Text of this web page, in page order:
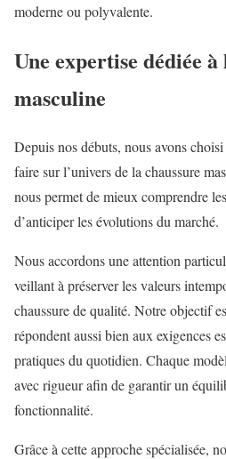
moderne ou polyvalente.
Une expertise dédiée
masculine
Depuis nos débuts, nous avons
faire sur l’univers de la chaussure
nous permet de mieux comprendre
d’anticiper les évolutions du marché.
Nous accordons une attention
veillant à préserver les valeurs
chaussure de qualité. Notre objectif
répondent aussi bien aux exigences
pratiques du quotidien. Chaque
avec rigueur afin de garantir un
fonctionnalité.
Grâce à cette approche spécialisée,